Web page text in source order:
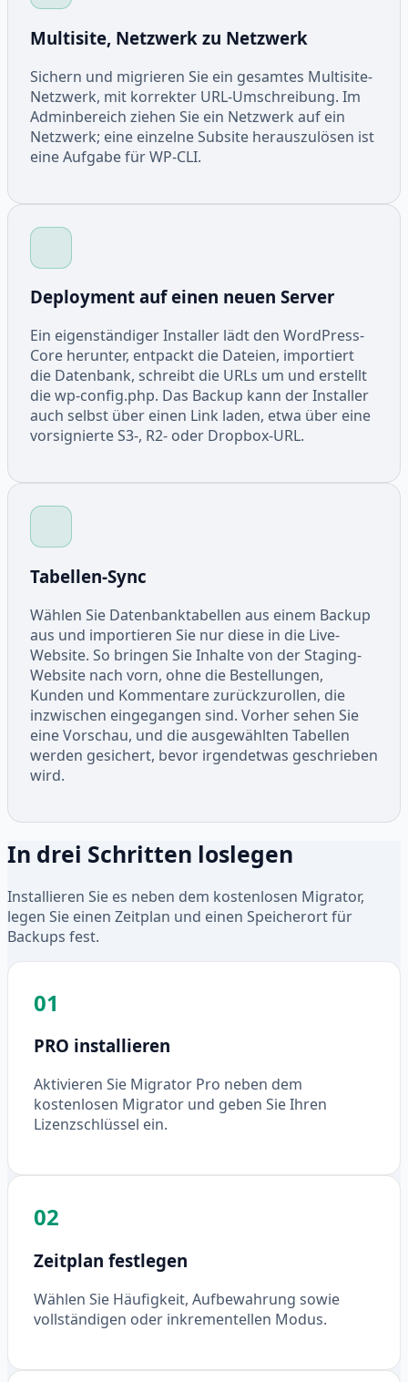
Multisite, Netzwerk zu Netzwerk
Sichern und migrieren Sie ein gesamtes Multisite-
Netzwerk, mit korrekter URL-Umschreibung. Im
Adminbereich ziehen Sie ein Netzwerk auf ein
Netzwerk; eine einzelne Subsite herauszulösen ist
eine Aufgabe für WP-CLI.
Deployment auf einen neuen Server
Ein eigenständiger Installer lädt den WordPress-
Core herunter, entpackt die Dateien, importiert
die Datenbank, schreibt die URLs um und erstellt
die wp-config.php. Das Backup kann der Installer
auch selbst über einen Link laden, etwa über eine
vorsignierte S3-, R2- oder Dropbox-URL.
Tabellen-Sync
Wählen Sie Datenbanktabellen aus einem Backup
aus und importieren Sie nur diese in die Live-
Website. So bringen Sie Inhalte von der Staging-
Website nach vorn, ohne die Bestellungen,
Kunden und Kommentare zurückzurollen, die
inzwischen eingegangen sind. Vorher sehen Sie
eine Vorschau, und die ausgewählten Tabellen
werden gesichert, bevor irgendetwas geschrieben
wird.
In drei Schritten loslegen
Installieren Sie es neben dem kostenlosen Migrator,
legen Sie einen Zeitplan und einen Speicherort für
Backups fest.
01
PRO installieren
Aktivieren Sie Migrator Pro neben dem
kostenlosen Migrator und geben Sie Ihren
Lizenzschlüssel ein.
02
Zeitplan festlegen
Wählen Sie Häufigkeit, Aufbewahrung sowie
vollständigen oder inkrementellen Modus.